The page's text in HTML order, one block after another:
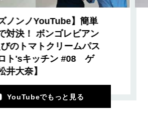
ノンノYouTube】簡単
対決！ ボンゴレビアン
のトマトクリームパス
ト'sキッチン #08 ゲ
井大奈】
YouTubeでもっと見る